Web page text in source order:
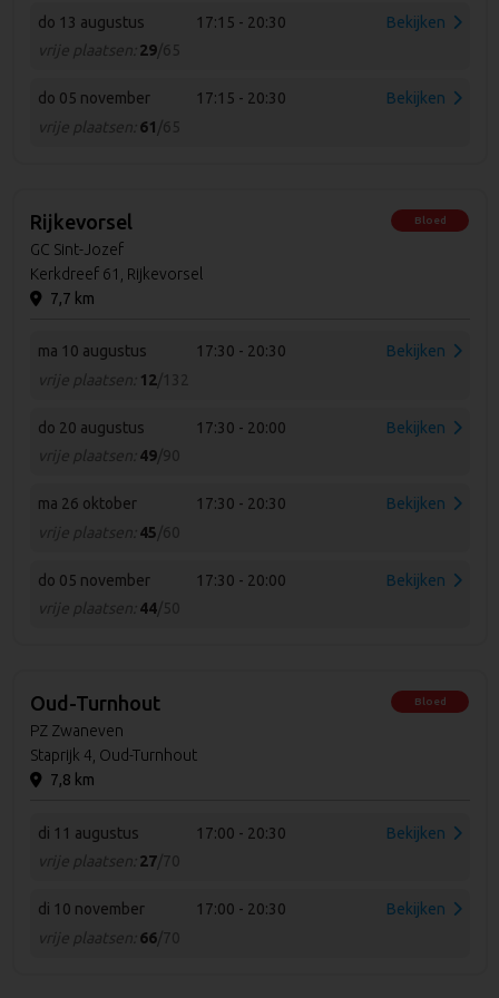
do 13 augustus
17:15 - 20:30
vrije plaatsen: 29/65
Bekijken
do 05 november
17:15 - 20:30
vrije plaatsen: 61 /65
Bekijken
Rijkevorsel
GC Sint-Jozef
Kerkdreef 61, Rijkevorsel
7,7 km
Bloed
ma 10 augustus
17:30 - 20:30
vrije plaatsen: 12/132
Bekijken
do 20 augustus
17:30 - 20:00
vrije plaatsen: 49/90
Bekijken
ma 26 oktober
17:30 - 20:30
vrije plaatsen: 45/60
Bekijken
do 05 november
17:30 - 20:00
vrije plaatsen: 44/50
Bekijken
Oud-Turnhout
PZ Zwaneven
Staprijk 4, Oud-Turnhout
7,8 km
Bloed
di 11 augustus
17:00 - 20:30
vrije plaatsen: 27/70
Bekijken
di 10 november
17:00 - 20:30
vrije plaatsen: 66/70
Bekijken